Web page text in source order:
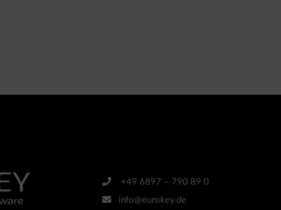
+49 6897 – 790 89 0
info@eurokey.de